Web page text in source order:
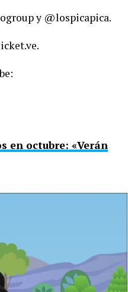
y @lospicapica.
en octubre: «Verán